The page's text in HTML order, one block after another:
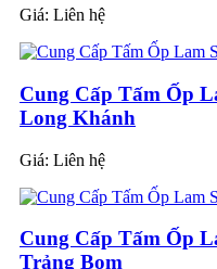
Giá: Liên hệ
Cung Cấp Tấm Ốp
Long Khánh
Giá: Liên hệ
Cung Cấp Tấm Ốp
Trảng Bom